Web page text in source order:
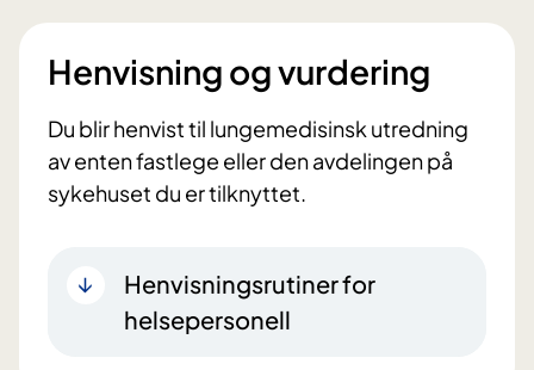
Henvisning og vurdering
Du blir henvist til lungemedisinsk utredning
av enten fastlege eller den avdelingen på
sykehuset du er tilknyttet.
Henvisningsrutiner for
helsepersonell